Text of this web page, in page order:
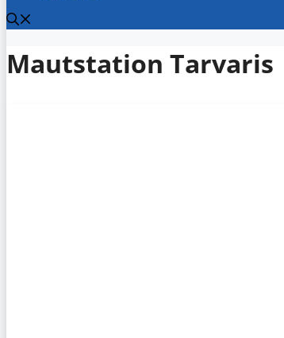
Mautstation Tarvaris